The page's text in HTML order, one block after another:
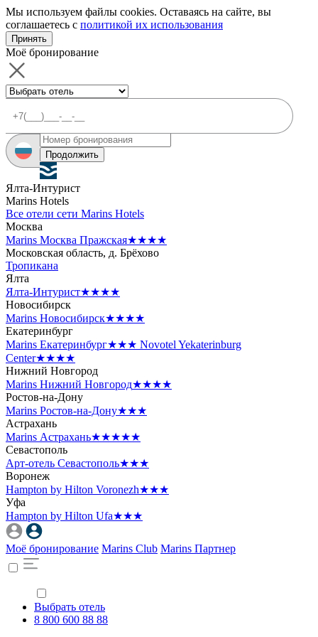
Мы используем файлы cookies. Оставаясь на сайте, вы
соглашаетесь с политикой их использования
Принять
Моё бронирование
Продолжить
Ялта-Интурист
Marins Hotels
Все отели сети Marins Hotels
Москва
Marins Москва Пражская★★★★
Московская область, д. Брёхово
Тропикана
Ялта
Ялта-Интурист★★★★
Новосибирск
Marins Новосибирск★★★★
Екатеринбург
Marins Екатеринбург★★★ Novotel Yekaterinburg
Center★★★★
Нижний Новгород
Marins Нижний Новгород★★★★
Ростов-на-Дону
Marins Ростов-на-Дону★★★
Астрахань
Marins Астрахань★★★★★
Севастополь
Арт-отель Севастополь★★★
Воронеж
Hampton by Hilton Voronezh★★★
Уфа
Hampton by Hilton Ufa★★★
Моё бронирование Marins Club Marins Партнер
Выбрать отель
8 800 600 88 88